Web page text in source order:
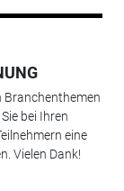
Branchenthemen
bei Ihren
eine
Vielen Dank!